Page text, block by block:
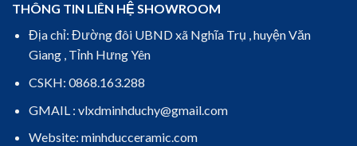
THÔNG TIN LIÊN HỆ SHOWROOM
Địa chỉ: Đường đôi UBND xã Nghĩa Trụ , huyện Văn
Giang , Tỉnh Hưng Yên
CSKH: 0868.163.288
GMAIL : vlxdminhduchy@gmail.com
Website: minhducceramic.com